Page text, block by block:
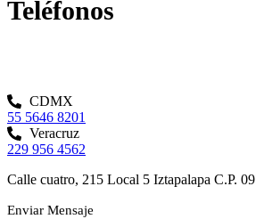
Teléfonos
CDMX
55 5646 8201
Veracruz
229 956 4562
Calle cuatro, 215 Local 5 Iztapalapa C.P.
Enviar Mensaje